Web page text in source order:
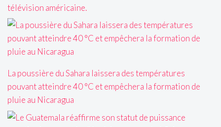
télévision américaine.
La poussière du Sahara laissera des températures
pouvant atteindre 40 °C et empêchera la formation de
pluie au Nicaragua